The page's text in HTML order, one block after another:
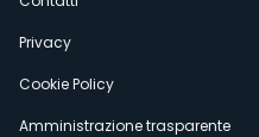
Privacy
Cookie Policy
Amministrazione trasparente